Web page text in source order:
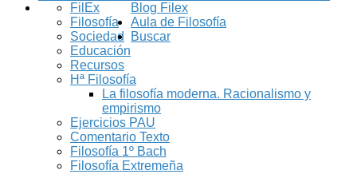
Blog Filex
FilEx
Filosofía
Sociedad
Educación
Recursos
Aula de Filosofía
Hª Filosofía
La filosofía moderna. Racionalismo y
empirismo
Ejercicios PAU
Comentario Texto
Filosofía 1º Bach
Filosofía Extremeña
Buscar